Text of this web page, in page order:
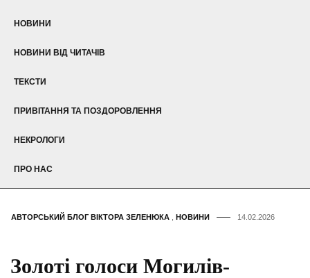
НОВИНИ
НОВИНИ ВІД ЧИТАЧІВ
ТЕКСТИ
ПРИВІТАННЯ ТА ПОЗДОРОВЛЕННЯ
НЕКРОЛОГИ
ПРО НАС
АВТОРСЬКИЙ БЛОГ ВІКТОРА ЗЕЛЕНЮКА НОВИНИ 14.02.2026
Золоті голоси Могилів-